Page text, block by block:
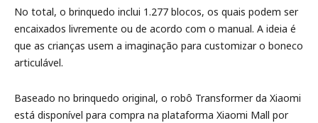
No total, o brinquedo inclui 1.277 blocos, os quais podem ser
encaixados livremente ou de acordo com o manual. A ideia é
que as crianças usem a imaginação para customizar o boneco
articulável.
Baseado no brinquedo original, o robô Transformer da Xiaomi
está disponível para compra na plataforma Xiaomi Mall por